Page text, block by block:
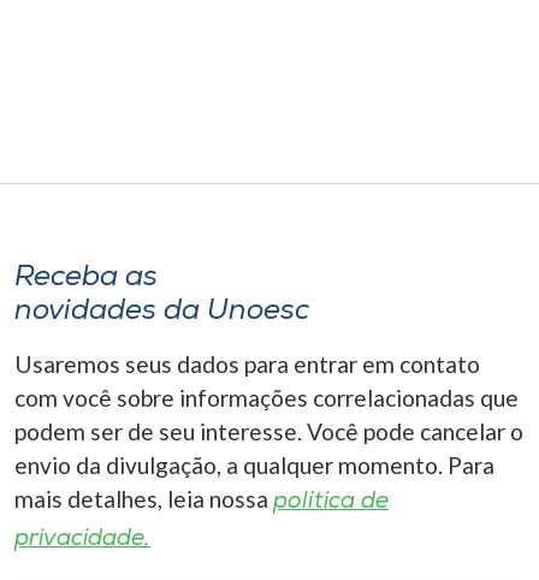
Receba as
novidades da Unoesc
Usaremos seus dados para entrar em contato
com você sobre informações correlacionadas que
podem ser de seu interesse. Você pode cancelar o
envio da divulgação, a qualquer momento. Para
mais detalhes, leia nossa política de
privacidade.